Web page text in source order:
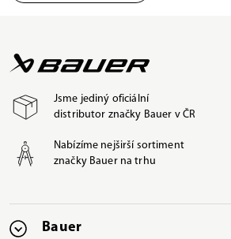
Jsme jediný oficiální
distributor značky Bauer v ČR
Nabízíme nejširší sortiment
značky Bauer na trhu
Bauer